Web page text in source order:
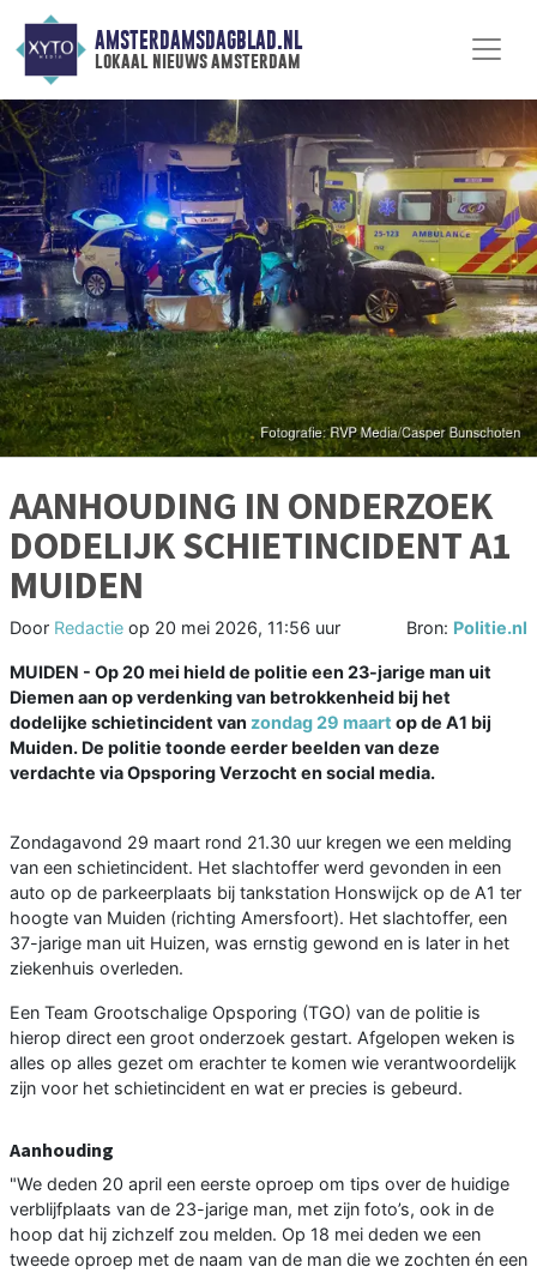
AMSTERDAMSDAGBLAD.NL
lokaal nieuws amsterdam
AANHOUDING IN ONDERZOEK
DODELIJK SCHIETINCIDENT A1
MUIDEN
Door Redactie op 20 mei 2026, 11:56 uur Bron: Politie.nl
MUIDEN - Op 20 mei hield de politie een 23-jarige man uit
Diemen aan op verdenking van betrokkenheid bij het
dodelijke schietincident van zondag 29 maart op de A1 bij
Muiden. De politie toonde eerder beelden van deze
verdachte via Opsporing Verzocht en social media.
Zondagavond 29 maart rond 21.30 uur kregen we een melding
van een schietincident. Het slachtoffer werd gevonden in een
auto op de parkeerplaats bij tankstation Honswijck op de A1 ter
hoogte van Muiden (richting Amersfoort). Het slachtoffer, een
37-jarige man uit Huizen, was ernstig gewond en is later in het
ziekenhuis overleden.
Een Team Grootschalige Opsporing (TGO) van de politie is
hierop direct een groot onderzoek gestart. Afgelopen weken is
alles op alles gezet om erachter te komen wie verantwoordelijk
zijn voor het schietincident en wat er precies is gebeurd.
Aanhouding
"We deden 20 april een eerste oproep om tips over de huidige
verblijfplaats van de 23-jarige man, met zijn foto’s, ook in de
hoop dat hij zichzelf zou melden. Op 18 mei deden we een
tweede oproep met de naam van de man die we zochten én een